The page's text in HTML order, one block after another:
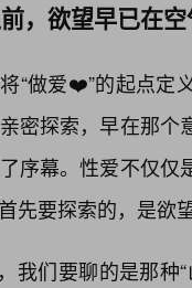
，欲望早已在
“做爱❤️”的起点定
密探索，早在那
序幕。性爱不仅
先要探索的，是欲
我们要聊的是那种